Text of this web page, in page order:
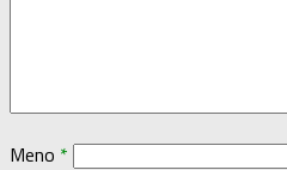
Meno *